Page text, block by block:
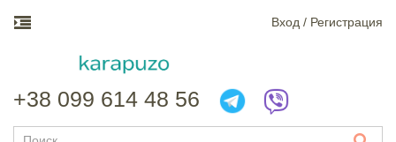
Вход / Регистрация
+38 099 614 48 56